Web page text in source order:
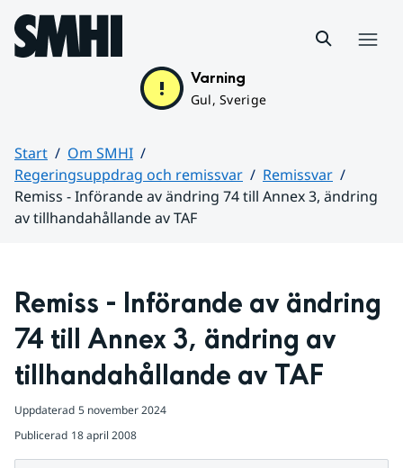
Hoppa till sidans innehåll
Varning
Gul, Sverige
Start
Om SMHI
Regeringsuppdrag och remissvar
Remissvar
Remiss - Införande av ändring 74 till Annex 3, ändring
av tillhandahållande av TAF
Remiss - Införande av ändring
74 till Annex 3, ändring av
tillhandahållande av TAF
Uppdaterad 5 november 2024
Publicerad 18 april 2008